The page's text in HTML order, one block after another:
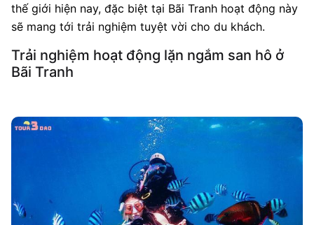
thế giới hiện nay, đặc biệt tại Bãi Tranh hoạt động này
sẽ mang tới trải nghiệm tuyệt vời cho du khách.
Trải nghiệm hoạt động lặn ngắm san hô ở
Bãi Tranh